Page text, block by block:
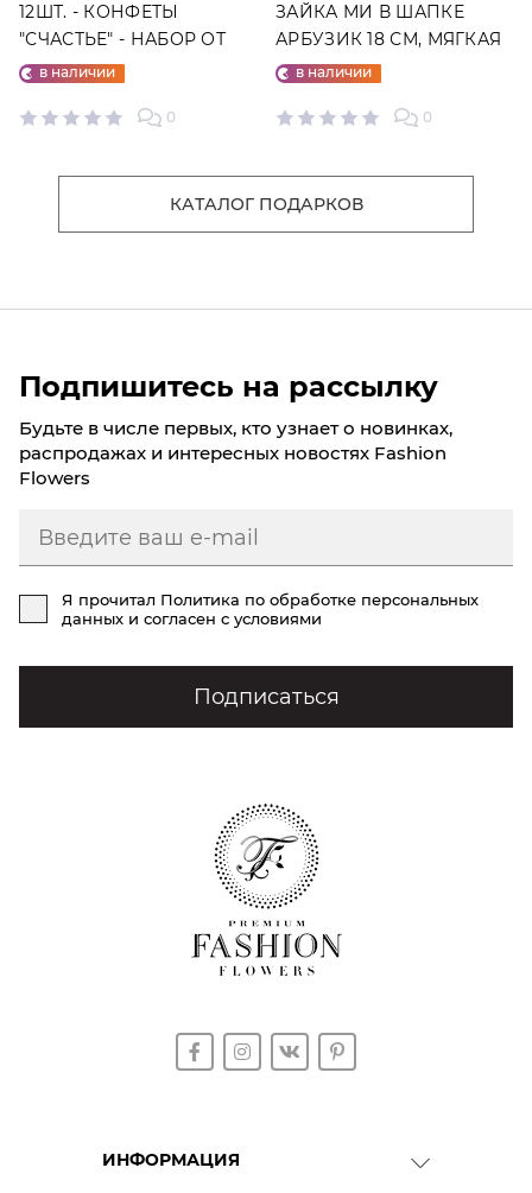
12ШТ. - КОНФЕТЫ
"СЧАСТЬЕ" - НАБОР ОТ
"ФАБРИКИ СЧАСТЬЕ"
в наличии
0
ЗАЙКА МИ В ШАПКЕ
АРБУЗИК 18 СМ, МЯГКАЯ
ИГРУШКА
в наличии
0
КАТАЛОГ ПОДАРКОВ
Подпишитесь на рассылку
Будьте в числе первых, кто узнает о новинках,
распродажах и интересных новостях Fashion
Flowers
Я прочитал Политика по обработке персональных
данных и согласен с условиями
Подписаться
ИНФОРМАЦИЯ